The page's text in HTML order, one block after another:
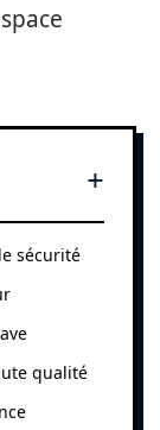
sécurité
qualité